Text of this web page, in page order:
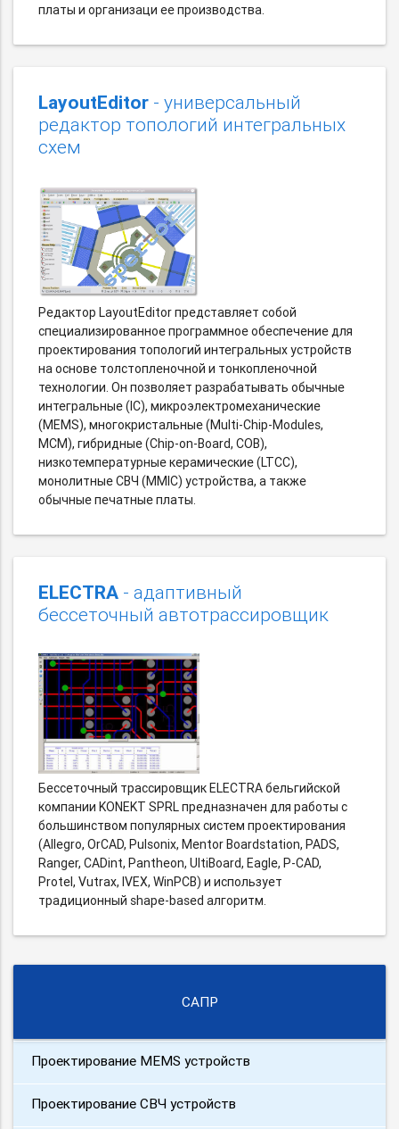
платы и организаци ее производства.
LayoutEditor - универсальный
редактор топологий интегральных
схем
Редактор LayoutEditor представляет собой
специализированное программное обеспечение для
проектирования топологий интегральных устройств
на основе толстопленочной и тонкопленочной
технологии. Он позволяет разрабатывать обычные
интегральные (IC), микроэлектромеханические
(MEMS), многокристальные (Multi-Chip-Modules,
MCM), гибридные (Chip-on-Board, COB),
низкотемпературные керамические (LTCC),
монолитные СВЧ (MMIC) устройства, а также
обычные печатные платы.
ELECTRA - адаптивный
бессеточный автотрассировщик
Бессеточный трассировщик ELECTRA бельгийской
компании KONEKT SPRL предназначен для работы с
большинством популярных систем проектирования
(Allegro, OrCAD, Pulsonix, Mentor Boardstation, PADS,
Ranger, CADint, Pantheon, UltiBoard, Eagle, P-CAD,
Protel, Vutrax, IVEX, WinPCB) и использует
традиционный shape-based алгоритм.
САПР
Проектирование MEMS устройств
Проектирование СВЧ устройств